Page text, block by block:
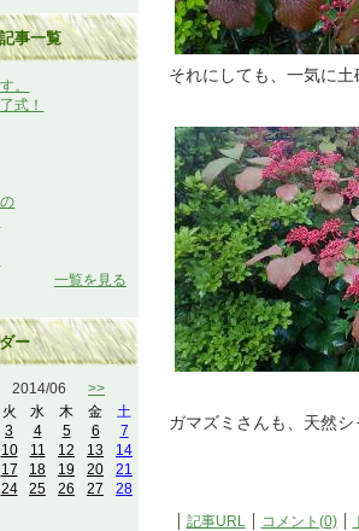
それにしても、一気に土
ガマズミさんも、天然
記事URL コメント(0)
事一覧
。
式！
一覧を見る
ー
2014/06 >>
火 水 木 金
土
3 4 5 6
7
10 11 12 13
14
17 18 19 20
21
24 25 26 27
28